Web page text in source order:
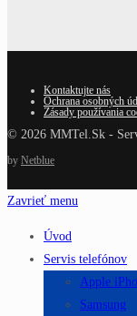
Kontaktujte nás
Ochrana osobných
Zásady používania
© 2026 MMTel.Sk -
by Netblue
Zavrieť menu
Úvod
Servis telefónov
Apple
Samsung